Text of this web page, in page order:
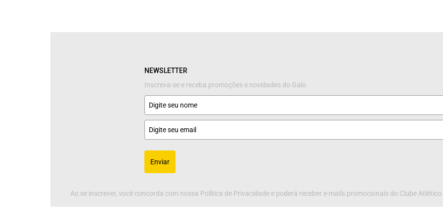
NEWSLETTER
Inscreva-se e receba promoções e novidades do Galo
Enviar
Ao se inscrever, você concorda com nossa Política de Privacidade e poderá receber e-mails promocionais do Clube Atlético